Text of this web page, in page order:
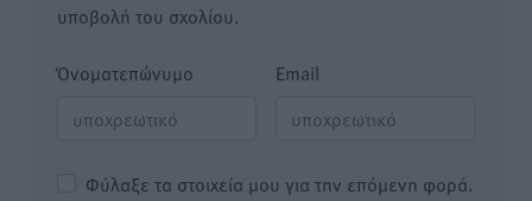
υποβολή του σχολίου.
Όνοματεπώνυμο Email
Φύλαξε τα στοιχεία μου για την επόμενη φορά.